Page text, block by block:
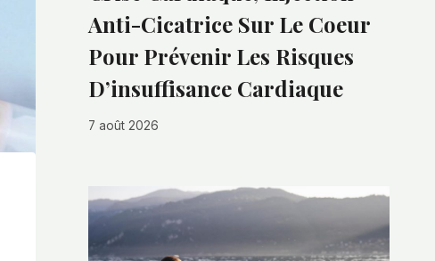
Anti-Cicatrice Sur Le Coeur
Pour Prévenir Les Risques
D’insuffisance Cardiaque
7 août 2026